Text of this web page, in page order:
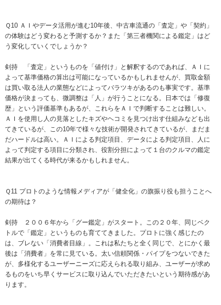
Ｑ10 ＡＩやデータ活用が進む10年後、中古車流通の「査定」や「契約」
の体験はどう変わると予測するか？また「第三者機関による鑑定」はど
う変化していくでしょうか？
剣持 「査定」というものを「値付け」と解釈するのであれば、ＡＩに
よって基準価格の算出は可能になっているかもしれませんが、買取金額
は買い取る法人の業態などによってバラツキがあるのも事実です。基準
価格が決まっても、微調整は「人」が行うことになる。日本では「修復
歴」という評価基準もあるが、これらをＡＩで判断することは難しい。
ＡＩを使用し人の見落としたキズやヘコミを見つけ出す仕組みなども出
てきているが、この10年で様々な技術が開発されてきているが、まだま
だハードルは高い。ＡＩによる判定項目、データによる判定項目、人に
よって判定する項目に分類され、役割分担によって１台のクルマの鑑定
結果が出てくる時代が来るかもしれません。
Ｑ11 プロトのような情報メディアが「健全化」の旗振り役も担うことへ
の期待は？
剣持 ２００６年から「グー鑑定」がスタート。この２０年、同じベク
トルで「鑑定」というものも育ててきました。プロトに強く感じたの
は、ブレない「消費者目線」。これは私たちと全く同じで、とにかく最
後は「消費者」を常に見ている。太い信頼関係・パイプをつないできた
が、多様化するユーザーニーズに応えられる取り組み、ユーザーが求め
るものをいち早くサービスに取り込んでいただきたいという期待感があ
ります。